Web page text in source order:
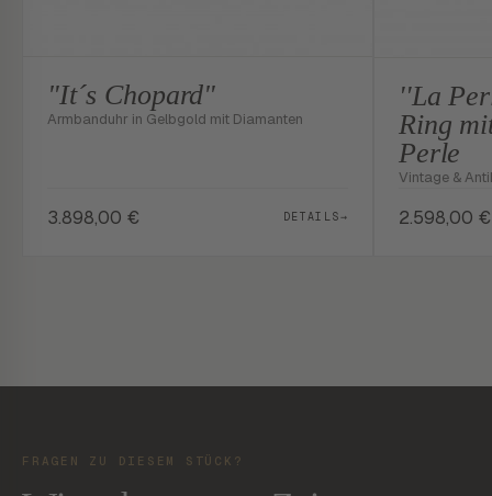
"It´s Chopard"
Armbanduhr in Gelbgold mit Diamanten
3.898,00 € DETAILS→
''La
Ring
Perle
Vintage &
2.598,00 €
FRAGEN ZU DIESEM STÜCK?